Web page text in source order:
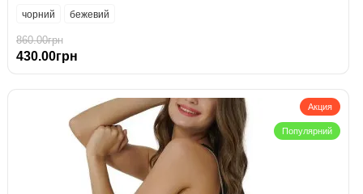
чорний
бежевий
860.00грн
430.00грн
Акция
Популярний